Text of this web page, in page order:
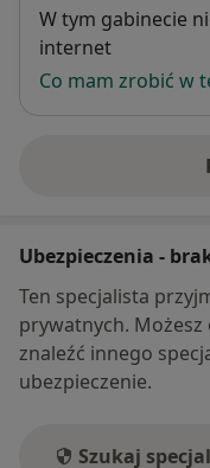
Dostępność
W tym gabinecie
internet
Co mam zrobić w
Ubezpieczenia -
Ten specjalista
prywatnych. Możesz
znaleźć innego
ubezpieczenie.
Szukaj